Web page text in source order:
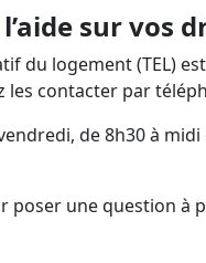
sur vos
du logement (TEL)
les contacter par
de 8h30 à
poser une question à